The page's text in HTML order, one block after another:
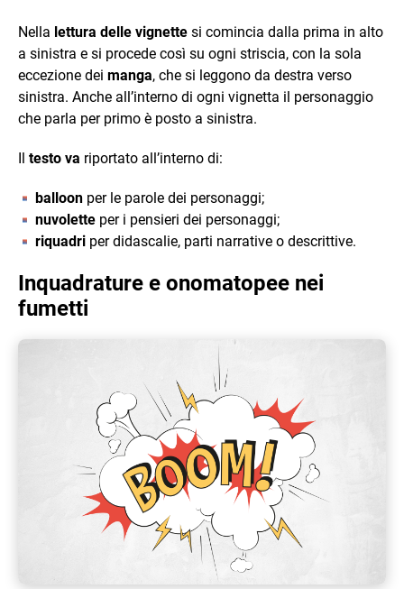
Nella lettura delle vignette si comincia dalla prima in alto
a sinistra e si procede così su ogni striscia, con la sola
eccezione dei manga, che si leggono da destra verso
sinistra. Anche all’interno di ogni vignetta il personaggio
che parla per primo è posto a sinistra.
Il testo va riportato all’interno di:
balloon per le parole dei personaggi;
nuvolette per i pensieri dei personaggi;
riquadri per didascalie, parti narrative o descrittive.
Inquadrature e onomatopee nei
fumetti